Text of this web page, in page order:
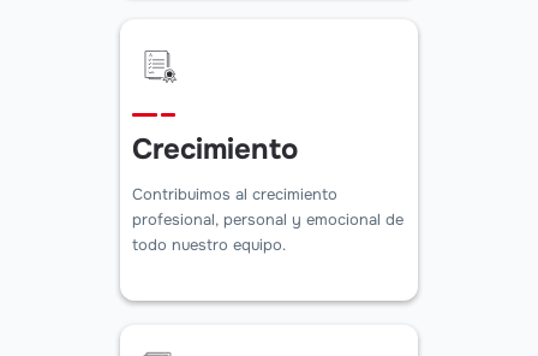
Crecimiento
Contribuimos al crecimiento
profesional, personal y emocional de
todo nuestro equipo.